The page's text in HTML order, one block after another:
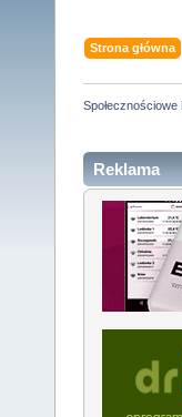
Strona główna
Reklama